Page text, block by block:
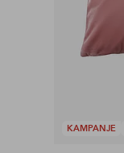
KAMPANJE